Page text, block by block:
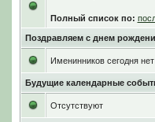
Полный список по:
Поздравляем с днем
Именинников сегодня нет
Будущие календарные
Отсутствуют